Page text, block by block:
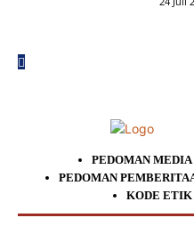
PEDOMAN MEDIA
PEDOMAN
KODE